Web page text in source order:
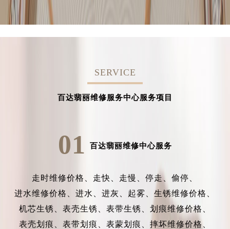
SERVICE
百达翡丽维修服务中心服务项目
01 百达翡丽维修中心服务
走时维修价格、 走快、 走慢、停走、偷停、
进水维修价格、进水、进灰、 起雾、生锈维修价格、
机芯生锈、 表壳生锈、 表带生锈、 划痕维修价格、
表壳划痕、 表带划痕、 表蒙划痕、 摔坏维修价格、